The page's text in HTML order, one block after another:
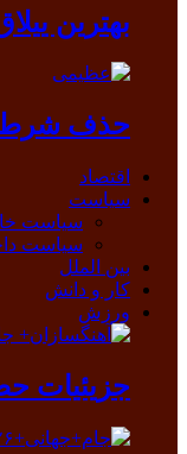
بهترین
حذف شرط
اقتصاد
سیاست
سیاست
سیاست
بین الملل
کار و دانش
ورزش
جزیئیات